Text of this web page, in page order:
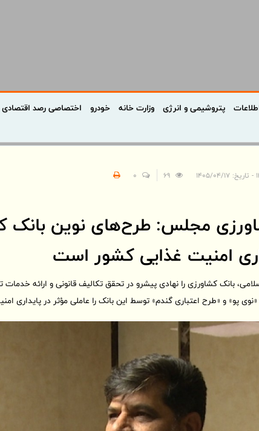
پتروشیمی و انرژی وزارت خانه خودرو اختصاصی رصد اقتصادی
69
0
مجلس: طرح‌های نوین بانک
امنیت غذایی کشور است
بانک کشاورزی را نهادی پیشرو در تحقق تکالیف قانونی و ارائه
پو» و «طرح اعتباری گندم» توسط این بانک را عاملی مؤثر در پایداری